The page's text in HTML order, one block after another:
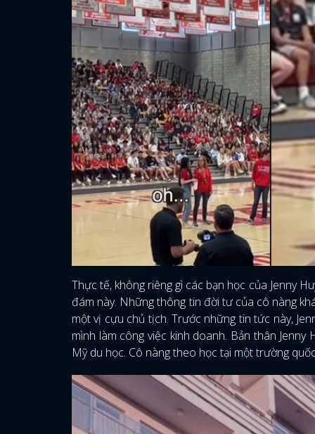
Thực tế, không riêng gì các bạn học của Jenny
đám này. Những thông tin đời tư của cô nàng
một vị cựu chủ tịch. Trước những tin tức này,
mình làm công việc kinh doanh. Bản thân
Mỹ du học. Cô nàng theo học tại một trường